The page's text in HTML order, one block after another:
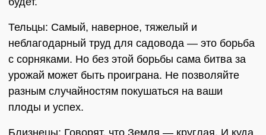
Тельцы: Самый, наверное, тяжелый и
неблагодарный труд для садовода — это борьба
с сорняками. Но без этой борьбы сама битва за
урожай может быть проиграна. Не позволяйте
разным случайностям покушаться на ваши
плоды и успех.
Близнецы: Говорят, что Земля — круглая. И куда